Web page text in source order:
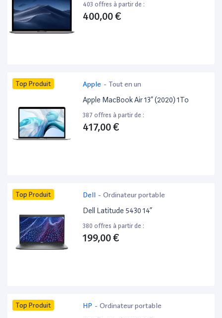
403 offres à partir de :
400,00 €
Top Produit Apple - Tout en un
Apple MacBook Air 13” (2020) 1To
387 offres à partir de :
417,00 €
Top Produit Dell - Ordinateur portable
Dell Latitude 5430 14”
380 offres à partir de :
199,00 €
Top Produit HP - Ordinateur portable